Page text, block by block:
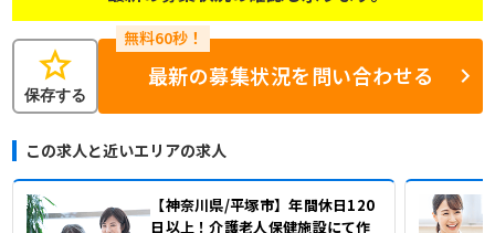
star
保存する
最新の募集状況を問い合わせる
この求人と近いエリアの求人
【神奈川県/平塚市】年間休日120
日以上！介護老人保健施設にて作